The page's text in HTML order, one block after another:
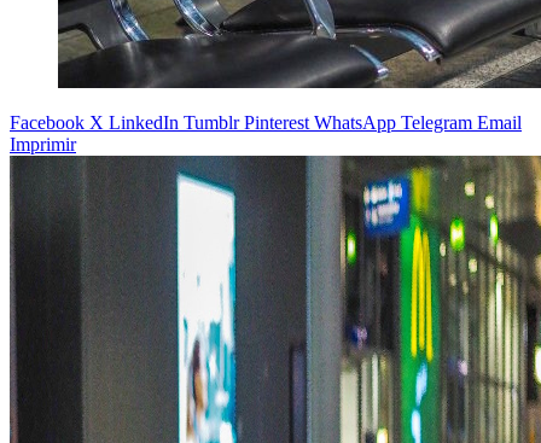
Facebook X LinkedIn Tumblr Pinterest WhatsApp Telegram Email
Imprimir